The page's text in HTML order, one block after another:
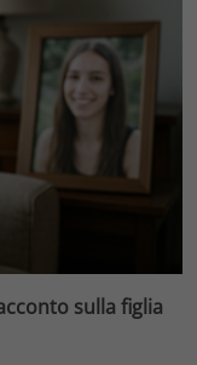
sulla figlia